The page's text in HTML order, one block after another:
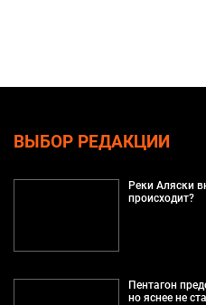
ВЫБОР РЕДАКЦИИ
Реки Аляски
происходит?
Пентагон
но яснее не